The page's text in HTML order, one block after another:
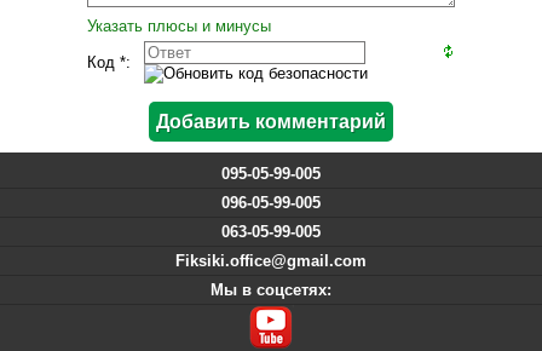
Указать плюсы и минусы
Код *:
095-05-99-005
096-05-99-005
063-05-99-005
Fiksiki.office@gmail.com
Мы в соцсетях: